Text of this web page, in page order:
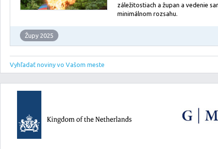
záležitostiach a župan a vedenie
minimálnom rozsahu.
Župy 2025
Vyhľadať noviny vo Vašom meste